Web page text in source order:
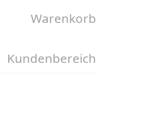
Warenkorb
Kundenbereich